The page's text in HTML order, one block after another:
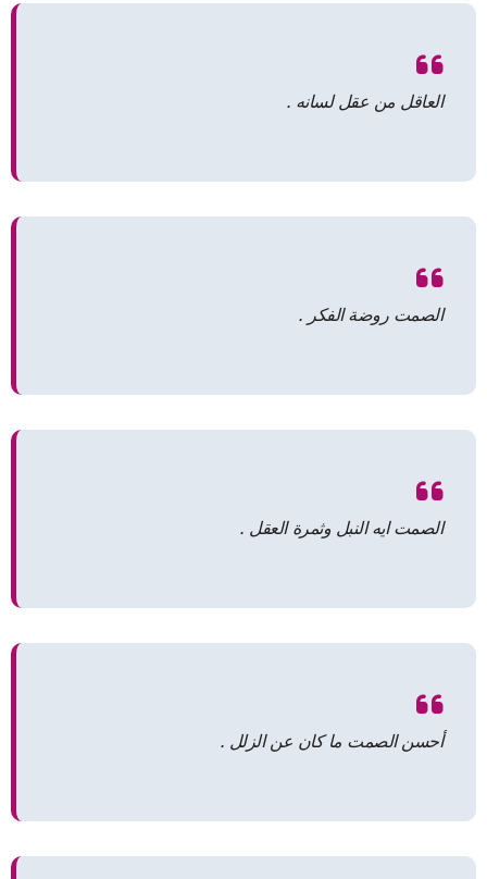
العاقل من عقل لسانه .
الصمت روضة الفكر .
الصمت ايه النبل وثمرة العقل .
أحسن الصمت ما كان عن الزلل .